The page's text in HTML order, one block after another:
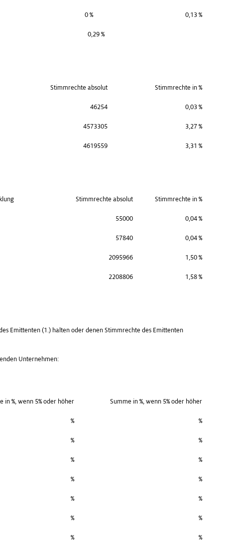
0 % 0,13 %
0,29 %
Stimmrechte absolut Stimmrechte in %
46254 0,03 %
4573305 3,27 %
4619559 3,31 %
Stimmrechte absolut Stimmrechte in %
55000 0,04 %
57840 0,04 %
2095966 1,50 %
2208806 1,58 %
Emittenten (1.) halten oder denen Stimmrechte des Emittenten
Unternehmen:
in %, wenn 5% oder höher Summe in %, wenn 5% oder höher
% %
% %
% %
% %
% %
% %
% %